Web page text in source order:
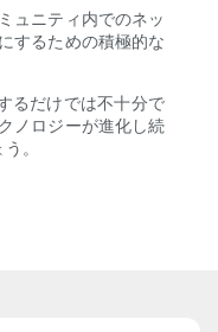
ュニティ内でのネッ
するための積極的な
るだけでは不十分で
ノロジーが進化し続
。